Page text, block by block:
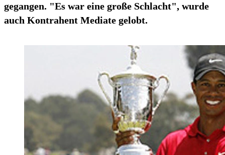
gegangen. "Es war eine große Schlacht", wurde
auch Kontrahent Mediate gelobt.